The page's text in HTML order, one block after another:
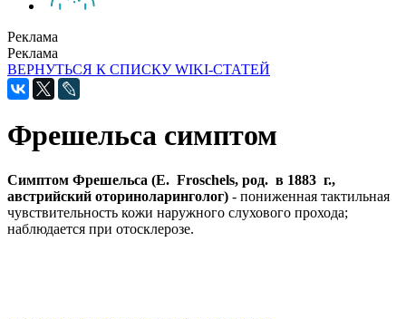
Реклама
Реклама
ВЕРНУТЬСЯ К СПИСКУ WIKI-СТАТЕЙ
Фрешельса симптом
Симптом Фрешельса (Е. Froschels, род. в 1883 г.,
австрийский оториноларинголог) - пониженная тактильная
чувствительность кожи наружного слухового прохода;
наблюдается при отосклерозе.